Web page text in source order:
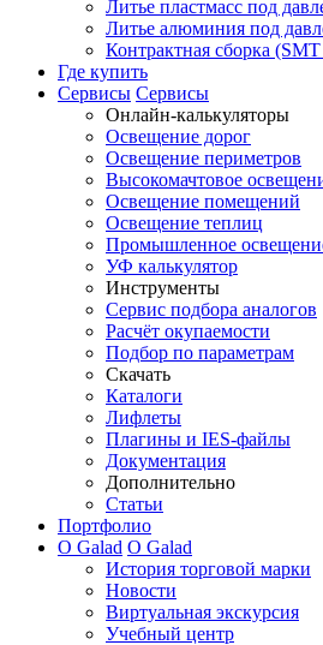
Литье пластмасс под
Литье алюминия под
Контрактная сборка
Где купить
Сервисы Сервисы
Онлайн-калькуляторы
Освещение дорог
Освещение периметров
Высокомачтовое
Освещение помещений
Освещение теплиц
Промышленное
УФ калькулятор
Инструменты
Сервис подбора аналогов
Расчёт окупаемости
Подбор по параметрам
Скачать
Каталоги
Лифлеты
Плагины и IES-файлы
Документация
Дополнительно
Статьи
Портфолио
О Galad О Galad
История торговой марки
Новости
Виртуальная экскурсия
Учебный центр